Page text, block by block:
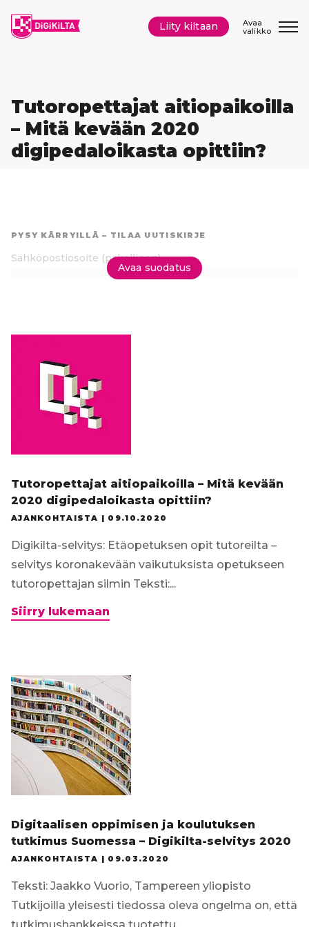
sisältöön
Avaa
valikko
Liity kiltaan
Tutoropettajat aitiopaikoilla
– Mitä kevään 2020
digipedaloikasta opittiin?
PYSY KÄRRYILLÄ – TILAA UUTISKIRJE
Sähköpostiosoite (pakollinen)
Avaa suodatus
Tutoropettajat aitiopaikoilla – Mitä kevään
2020 digipedaloikasta opittiin?
AJANKOHTAISTA | 09.10.2020
Digikilta-selvitys: Etäopetuksen opit tutoreilta –
selvitys koronakevään vaikutuksista opetukseen
tutoropettajan silmin Teksti:...
Siirry lukemaan
kevään
2020
digipedaloikasta
opittiin?
Digitaalisen oppimisen ja koulutuksen
tutkimus Suomessa – Digikilta-selvitys 2020
AJANKOHTAISTA | 09.03.2020
Teksti: Jaakko Vuorio, Tampereen yliopisto
Tutkijoilla yleisesti tiedossa oleva ongelma on, että